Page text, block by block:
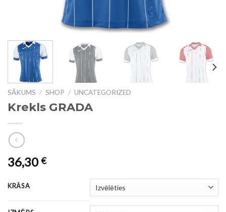
SĀKUMS / SHOP / UNCATEGORIZED
Krekls GRADA
36,30€
KRĀSA